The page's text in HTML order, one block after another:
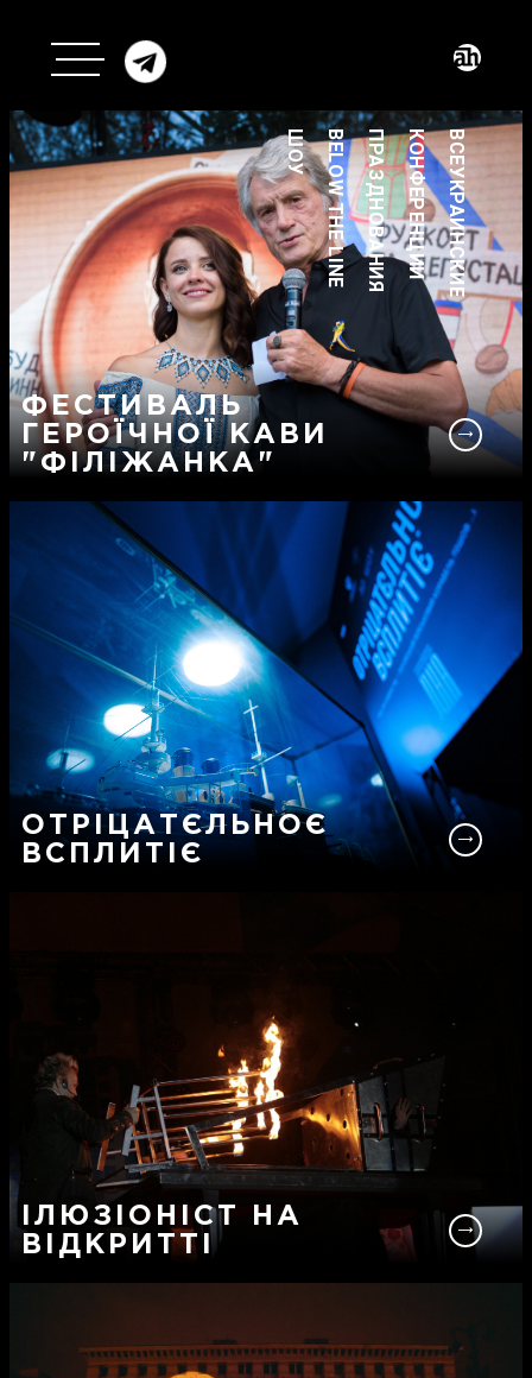
ФЕСТИВАЛЬ
ГЕРОЇЧНОЇ КАВИ
"ФІЛІЖАНКА"
ОТРІЦАТЄЛЬНОЄ
ВСПЛИТІЄ
ІЛЮЗІОНІСТ НА
ВІДКРИТТІ
ВСЕУКРАИНСКИЕ
КОНФЕРЕНЦИИ
ПРАЗДНОВАНИЯ
BELOW THE LINE
ШОУ